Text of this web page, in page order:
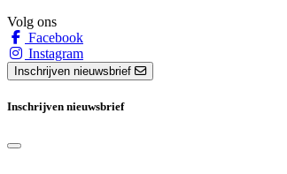
Volg ons
Facebook
Instagram
Inschrijven nieuwsbrief
Inschrijven nieuwsbrief